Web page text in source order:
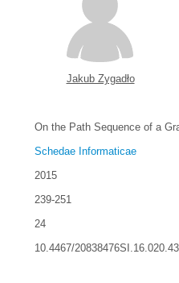
Jakub Zygadło
On the Path Sequence of a
Schedae Informaticae
2015
239-251
24
10.4467/